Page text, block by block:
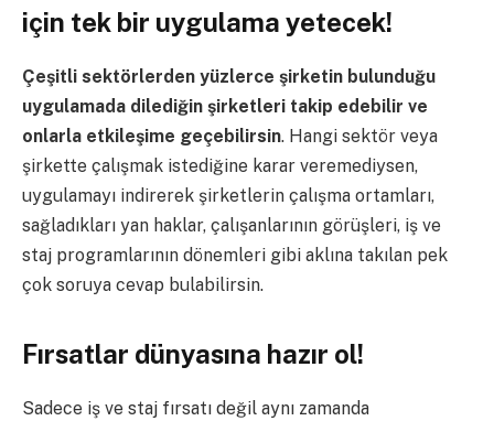
için tek bir uygulama yetecek!
Çeşitli sektörlerden yüzlerce şirketin bulunduğu
uygulamada dilediğin şirketleri takip edebilir ve
onlarla etkileşime geçebilirsin. Hangi sektör veya
şirkette çalışmak istediğine karar veremediysen,
uygulamayı indirerek şirketlerin çalışma ortamları,
sağladıkları yan haklar, çalışanlarının görüşleri, iş ve
staj programlarının dönemleri gibi aklına takılan pek
çok soruya cevap bulabilirsin.
Fırsatlar dünyasına hazır ol!
Sadece iş ve staj fırsatı değil aynı zamanda